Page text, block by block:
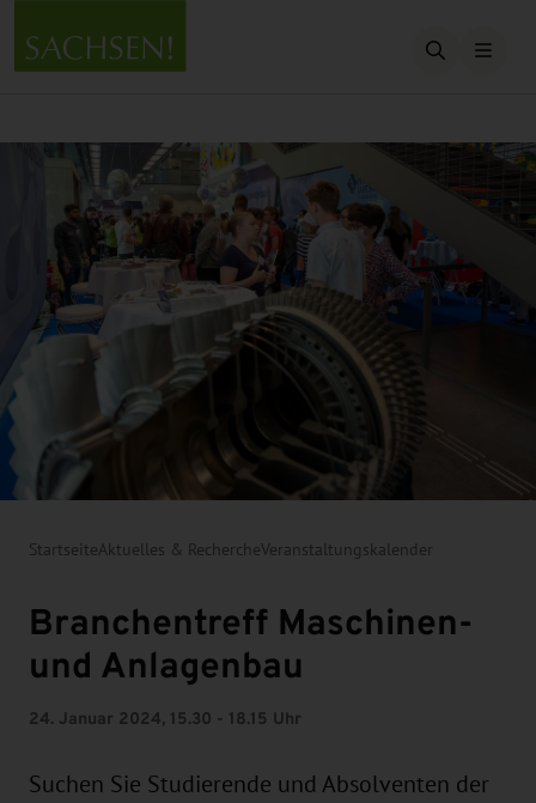
Suche
StartseiteAktuelles & RechercheVeranstaltungskalender
Branchentreff Maschinen-
und Anlagenbau
24. Januar 2024, 15.30 - 18.15 Uhr
Suchen Sie Studierende und Absolventen der